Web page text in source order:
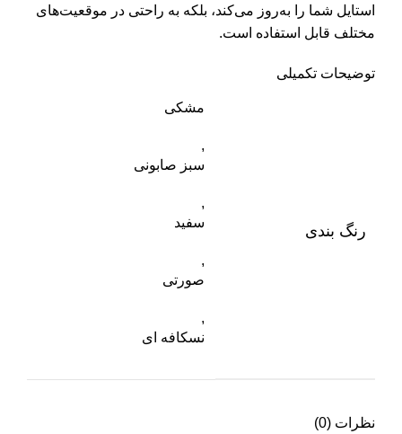
استایل شما را به‌روز می‌کند، بلکه به راحتی در موقعیت‌های
مختلف قابل استفاده است.
توضیحات تکمیلی
رنگ بندی
مشکی
,
سبز صابونی
,
سفید
,
صورتی
,
نسکافه ای
نظرات (0)